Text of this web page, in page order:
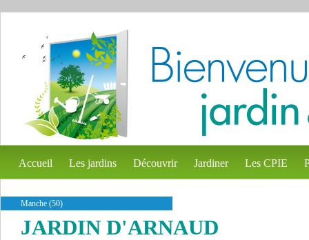
Accueil Les jardins Découvrir Jardiner Les CPIE
Manche (50)
JARDIN D'ARNAUD